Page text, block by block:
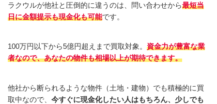
ラクウルが他社と圧倒的に違うのは、問い合わせから最短当
日に金額提示も現金化も可能です。
100万円以下から5億円超えまで買取対象。 資金力が豊富な業
者なので、あなたの物件も相場以上が期待できます。
他社から断られるような物件（土地・建物）でも積極的に買
取中なので、 今すぐに現金化したい人はもちろん、少しでも